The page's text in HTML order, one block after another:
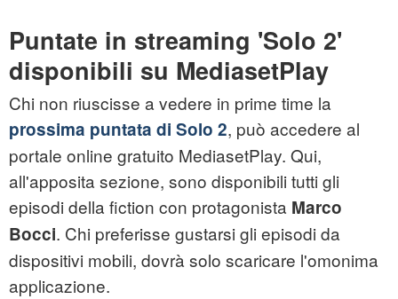
Puntate in streaming 'Solo 2'
disponibili su MediasetPlay
Chi non riuscisse a vedere in prime time la
prossima puntata di Solo 2, può accedere al
portale online gratuito MediasetPlay. Qui,
all'apposita sezione, sono disponibili tutti gli
episodi della fiction con protagonista Marco
Bocci. Chi preferisse gustarsi gli episodi da
dispositivi mobili, dovrà solo scaricare l'omonima
applicazione.